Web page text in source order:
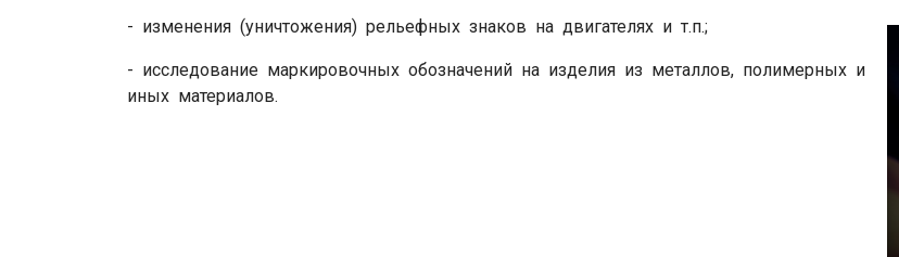
- изменения (уничтожения) рельефных знаков на двигателях и т.п.;
- исследование маркировочных обозначений на изделия из металлов, полимерных и
иных материалов.